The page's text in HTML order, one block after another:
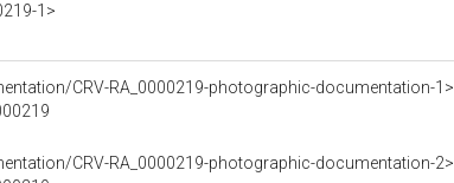
1>
CRV-RA_0000219-photographic-documentation-1>
CRV-RA_0000219-photographic-documentation-2>